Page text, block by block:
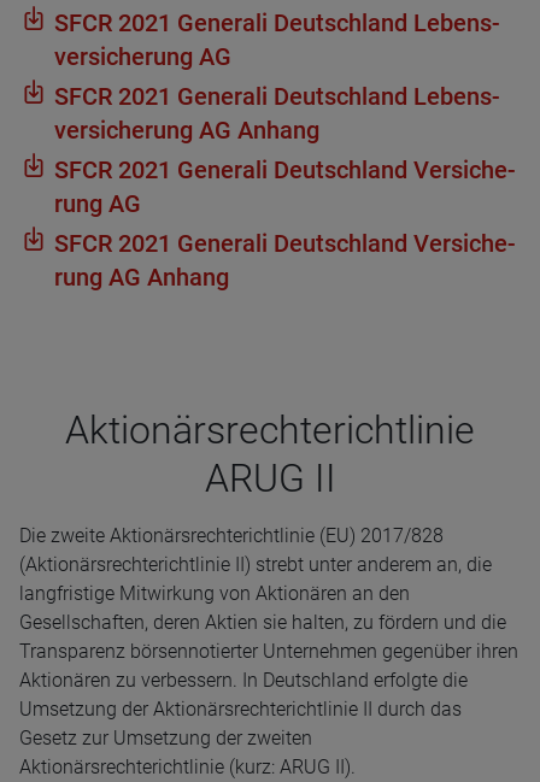
SFCR 2021 Gene­rali Deutsch­land Lebens­
ver­si­che­rung AG
SFCR 2021 Gene­rali Deutsch­land Lebens­
ver­si­che­rung AG Anhang
SFCR 2021 Gene­rali Deutsch­land Ver­si­che­
rung AG
SFCR 2021 Gene­rali Deutsch­land Ver­si­che­
rung AG Anhang
Aktio­närs­rech­te­richt­li­nie
ARUG II
Die zweite Aktionärsrechterichtlinie (EU) 2017/828
(Aktionärsrechterichtlinie II) strebt unter anderem an, die
langfristige Mitwirkung von Aktionären an den
Gesellschaften, deren Aktien sie halten, zu fördern und die
Transparenz börsennotierter Unternehmen gegenüber ihren
Aktionären zu verbessern. In Deutschland erfolgte die
Umsetzung der Aktionärsrechterichtlinie II durch das
Gesetz zur Umsetzung der zweiten
Aktionärsrechterichtlinie (kurz: ARUG II).